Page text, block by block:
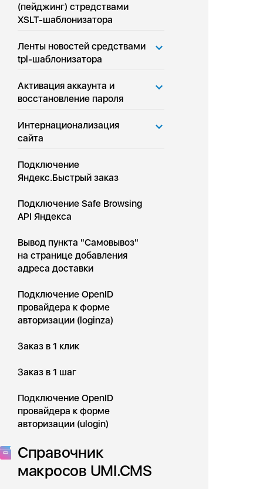
(пейджинг) стредствами
XSLT-шаблонизатора
Ленты новостей средствами
tpl-шаблонизатора
Активация аккаунта и
восстановление пароля
Интернационализация
сайта
Подключение
Яндекс.Быстрый заказ
Подключение Safe Browsing
API Яндекса
Вывод пункта "Самовывоз"
на странице добавления
адреса доставки
Подключение OpenID
провайдера к форме
авторизации (loginza)
Заказ в 1 клик
Заказ в 1 шаг
Подключение OpenID
провайдера к форме
авторизации (ulogin)
Справочник
макросов UMI.CMS